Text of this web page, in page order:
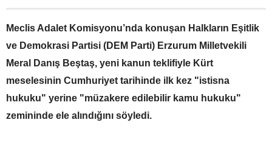
Meclis Adalet Komisyonu’nda konuşan Halkların Eşitlik
ve Demokrasi Partisi (DEM Parti) Erzurum Milletvekili
Meral Danış Beştaş, yeni kanun teklifiyle Kürt
meselesinin Cumhuriyet tarihinde ilk kez "istisna
hukuku" yerine "müzakere edilebilir kamu hukuku"
zemininde ele alındığını söyledi.